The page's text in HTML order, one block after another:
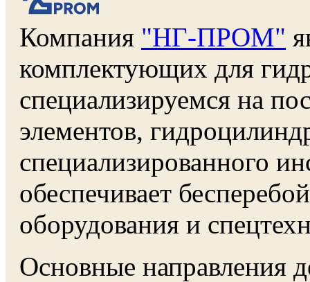
Компания "НГ-ПРОМ"
комплектующих для
специализируемся на
элементов,
специализированного
обеспечивает
оборудования и
Основные направления